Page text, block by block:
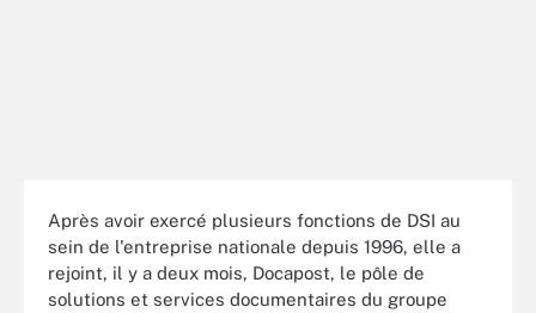
Après avoir exercé plusieurs fonctions de DSI au
sein de l'entreprise nationale depuis 1996, elle a
rejoint, il y a deux mois, Docapost, le pôle de
solutions et services documentaires du groupe